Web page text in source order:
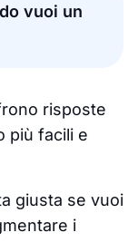
vuoi un
risposte
più facili e
giusta se vuoi
i